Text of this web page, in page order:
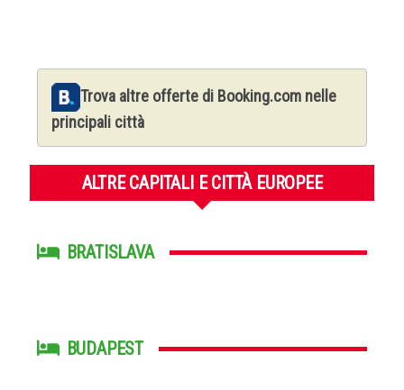
Trova altre offerte di Booking.com nelle
principali città
ALTRE CAPITALI E CITTÀ EUROPEE
BRATISLAVA
BUDAPEST